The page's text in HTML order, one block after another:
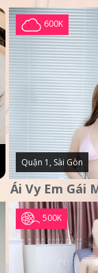
600K
Quận 1, Sài Gòn
500K